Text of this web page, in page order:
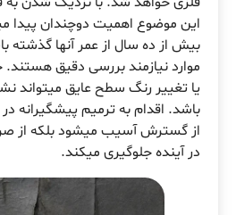
این موضوع اهمیت دوچندان پیدا
بیش از ده سال از عمر آنها گذشته
موارد نیازمند بررسی دقیق
یا تغییر رنگ سطح عایق میتواند
باشد. اقدام به ترمیم پیشگیرانه
از گسترش آسیب میشود بلکه از
در آینده جلوگیری میکند.